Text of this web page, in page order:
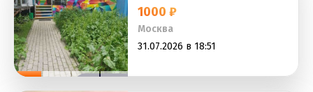
1000 ₽
Москва
31.07.2026 в 18:51